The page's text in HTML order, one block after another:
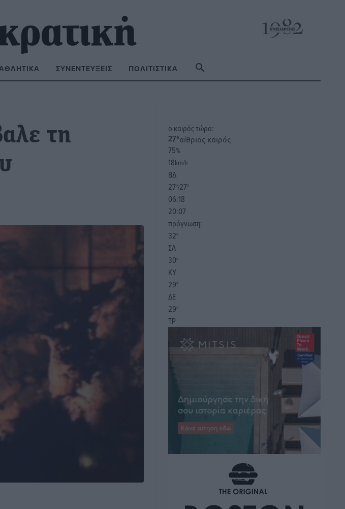
ΣΥΝΕΝΤΕΎΞΕΙΣ ΠΟΛΙΤΙΣΤΙΚΆ
τη
o καιρός τώρα:
27°αίθριος καιρός
75%
18km/h
ΒΔ
27°/27°
06:18
20:07
πρόγνωση:
32°
ΣΑ
30°
ΚΥ
29°
ΔΕ
29°
ΤΡ